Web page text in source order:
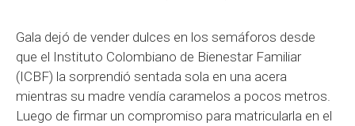
Gala dejó de vender dulces en los semáforos desde
que el Instituto Colombiano de Bienestar Familiar
(ICBF) la sorprendió sentada sola en una acera
mientras su madre vendía caramelos a pocos metros.
Luego de firmar un compromiso para matricularla en el